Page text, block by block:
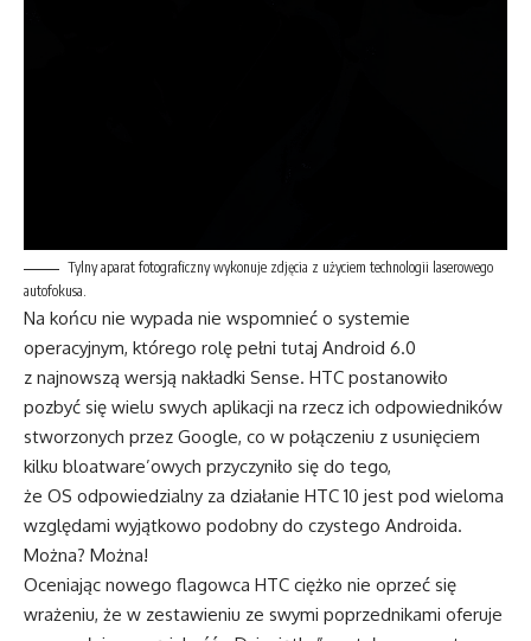
Tylny aparat fotograficzny wykonuje zdjęcia z użyciem technologii laserowego
autofokusa.
Na końcu nie wypada nie wspomnieć o systemie
operacyjnym, którego rolę pełni tutaj Android 6.0
z najnowszą wersją nakładki Sense. HTC postanowiło
pozbyć się wielu swych aplikacji na rzecz ich odpowiedników
stworzonych przez Google, co w połączeniu z usunięciem
kilku bloatware’owych przyczyniło się do tego,
że OS odpowiedzialny za działanie HTC 10 jest pod wieloma
względami wyjątkowo podobny do czystego Androida.
Można? Można!
Oceniając nowego flagowca HTC ciężko nie oprzeć się
wrażeniu, że w zestawieniu ze swymi poprzednikami oferuje